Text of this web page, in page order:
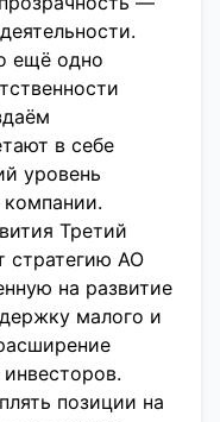
ещё одно
в себе
уровень
Третий
стратегию АО
на развитие
малого и
позиции на